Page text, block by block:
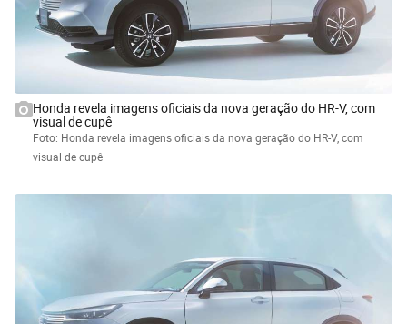
Honda revela imagens oficiais da nova geração do HR-V, com
visual de cupê
Foto: Honda revela imagens oficiais da nova geração do HR-V, com
visual de cupê